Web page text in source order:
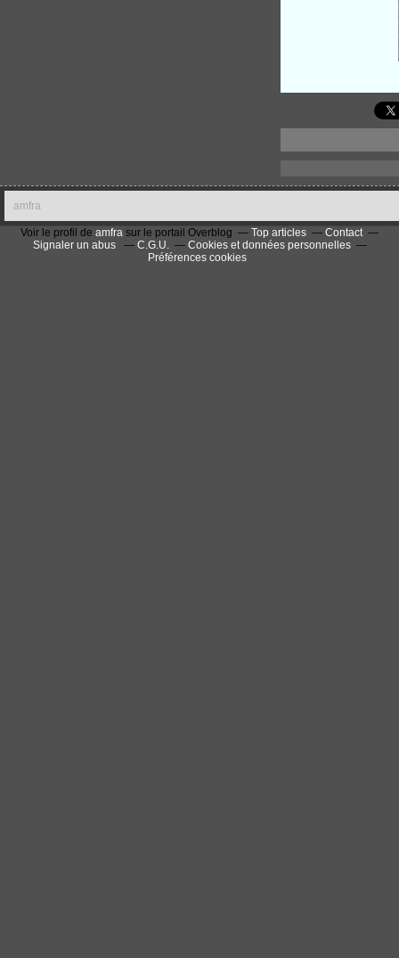
amfra
Voir le profil de amfra sur le portail Overblog Top articles
Contact
Signaler un abus
C.G.U.
Cookies et données personnelles
Préférences cookies